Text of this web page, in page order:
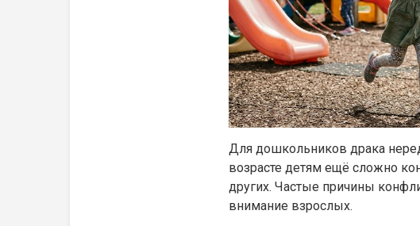
Для дошкольников драка
возрасте детям ещё сложно
других. Частые причины
внимание взрослых.